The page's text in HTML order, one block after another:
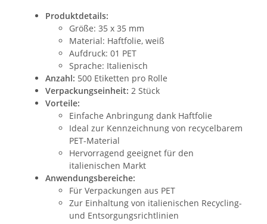
Produktdetails:
Größe: 35 x 35 mm
Material: Haftfolie, weiß
Aufdruck: 01 PET
Sprache: Italienisch
Anzahl: 500 Etiketten pro Rolle
Verpackungseinheit: 2 Stück
Vorteile:
Einfache Anbringung dank Haftfolie
Ideal zur Kennzeichnung von recycelbarem
PET-Material
Hervorragend geeignet für den
italienischen Markt
Anwendungsbereiche:
Für Verpackungen aus PET
Zur Einhaltung von italienischen Recycling-
und Entsorgungsrichtlinien